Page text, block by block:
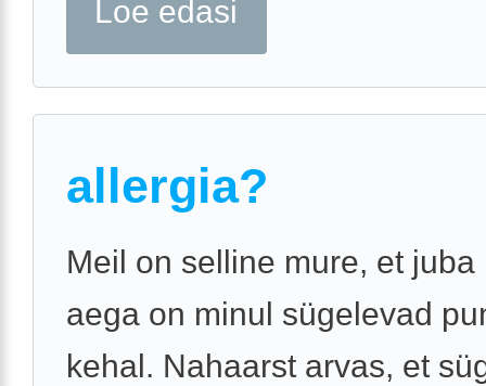
Loe edasi
allergia?
Meil on selline mure, et juba
aega on minul sügelevad
kehal. Nahaarst arvas, et